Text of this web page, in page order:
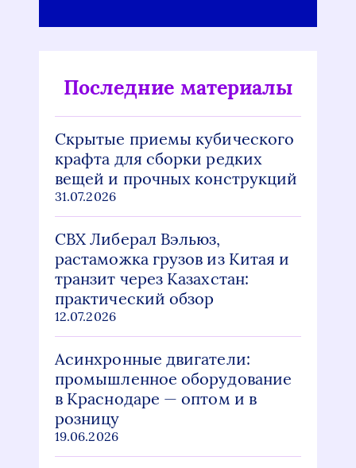
Последние материалы
Скрытые приемы кубического
крафта для сборки редких
вещей и прочных конструкций
31.07.2026
СВХ Либерал Вэльюз,
растаможка грузов из Китая и
транзит через Казахстан:
практический обзор
12.07.2026
Асинхронные двигатели:
промышленное оборудование
в Краснодаре — оптом и в
розницу
19.06.2026